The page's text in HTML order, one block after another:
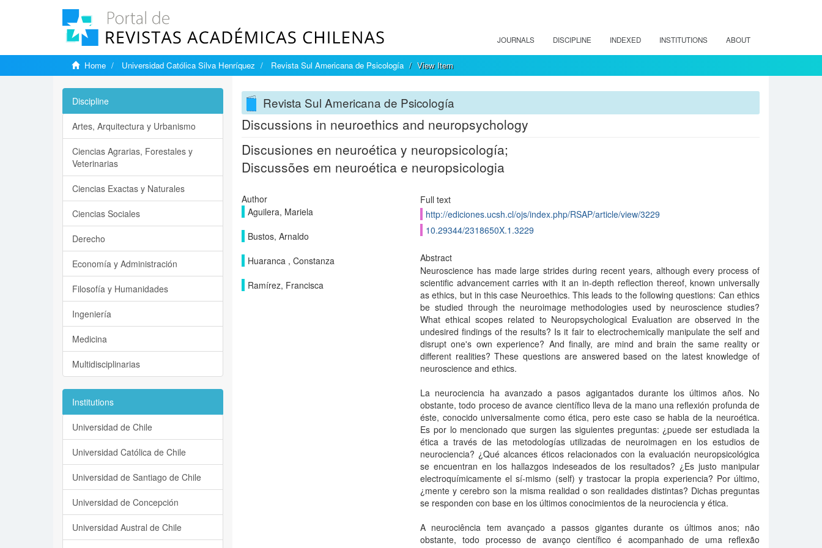
JOURNALS DISCIPLINE INDEXED INSTITUTIONS ABOUT
Home Universidad Católica Silva Henríquez Revista Sul Americana de Psicología View Item
Revista Sul Americana de Psicología
Discussions in neuroethics and neuropsychology
Discusiones en neuroética y neuropsicología;
Discussões em neuroética e neuropsicologia
Author
Aguilera, Mariela
Bustos, Arnaldo
Huaranca , Constanza
Ramírez, Francisca
Full text
http://ediciones.ucsh.cl/ojs/index.php/RSAP/article/view/3229
10.29344/2318650X.1.3229
Abstract
Neuroscience has made large strides during recent years, although every process of
scientific advancement carries with it an in-depth reflection thereof, known universally
as ethics, but in this case Neuroethics. This leads to the following questions: Can ethics
be studied through the neuroimage methodologies used by neuroscience studies?
What ethical scopes related to Neuropsychological Evaluation are observed in the
undesired findings of the results? Is it fair to electrochemically manipulate the self and
disrupt one's own experience? And finally, are mind and brain the same reality or
different realities? These questions are answered based on the latest knowledge of
neuroscience and ethics.
La neurociencia ha avanzado a pasos agigantados durante los últimos años. No
obstante, todo proceso de avance científico lleva de la mano una reflexión profunda de
éste, conocido universalmente como ética, pero este caso se habla de la neuroética.
Es por lo mencionado que surgen las siguientes preguntas: ¿puede ser estudiada la
ética a través de las metodologías utilizadas de neuroimagen en los estudios de
neurociencia? ¿Qué alcances éticos relacionados con la evaluación neuropsicológica
se encuentran en los hallazgos indeseados de los resultados? ¿Es justo manipular
electroquímicamente el sí-mismo (self) y trastocar la propia experiencia? Por último,
¿mente y cerebro son la misma realidad o son realidades distintas? Dichas preguntas
se responden con base en los últimos conocimientos de la neurociencia y ética.
A neurociência tem avançado a passos gigantes durante os últimos anos; não
obstante, todo processo de avanço científico é acompanhado de uma reflexão
Discipline
Artes, Arquitectura y Urbanismo
Ciencias Agrarias, Forestales y
Veterinarias
Ciencias Exactas y Naturales
Ciencias Sociales
Derecho
Economía y Administración
Filosofía y Humanidades
Ingeniería
Medicina
Multidisciplinarias
Institutions
Universidad de Chile
Universidad Católica de Chile
Universidad de Santiago de Chile
Universidad de Concepción
Universidad Austral de Chile